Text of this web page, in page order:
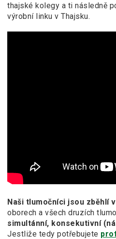
thajské kolegy a ti následně
výrobní linku v Thajsku.
Naši tlumočníci jsou zběhlí
oborech a všech druzích
simultánní, konsekutivní
Jestliže tedy potřebujete